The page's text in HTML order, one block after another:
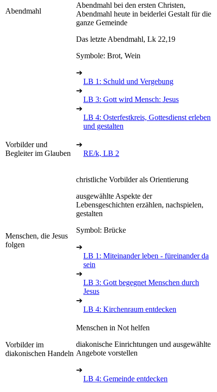
Abendmahl
Abendmahl bei den ersten Christen,
Abendmahl heute in beiderlei Gestalt für die
ganze Gemeinde
Das letzte Abendmahl, Lk 22,19
Symbole: Brot, Wein
➔
LB 1: Schuld und Vergebung
➔
LB 3: Gott wird Mensch: Jesus
➔
LB 4: Osterfestkreis, Gottesdienst erleben
und gestalten
Vorbilder und
Begleiter im Glauben
➔
RE/k, LB 2
Menschen, die Jesus
folgen
christliche Vorbilder als Orientierung
ausgewählte Aspekte der
Lebensgeschichten erzählen, nachspielen,
gestalten
Symbol: Brücke
➔
LB 1: Miteinander leben - füreinander da
sein
➔
LB 3: Gott begegnet Menschen durch
Jesus
➔
LB 4: Kirchenraum entdecken
Vorbilder im
diakonischen Handeln
Menschen in Not helfen
diakonische Einrichtungen und ausgewählte
Angebote vorstellen
➔
LB 4: Gemeinde entdecken